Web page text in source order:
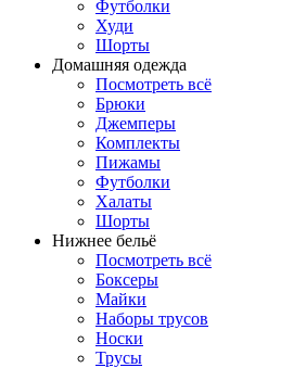
Футболки
Худи
Шорты
Домашняя одежда
Посмотреть всё
Брюки
Джемперы
Комплекты
Пижамы
Футболки
Халаты
Шорты
Нижнее бельё
Посмотреть всё
Боксеры
Майки
Наборы трусов
Носки
Трусы